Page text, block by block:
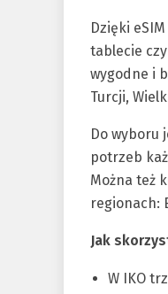
Dzięki
tablecie
wygodne i
Turcji,
Do wyboru
potrzeb
Można też
regionach:
Jak
W IKO